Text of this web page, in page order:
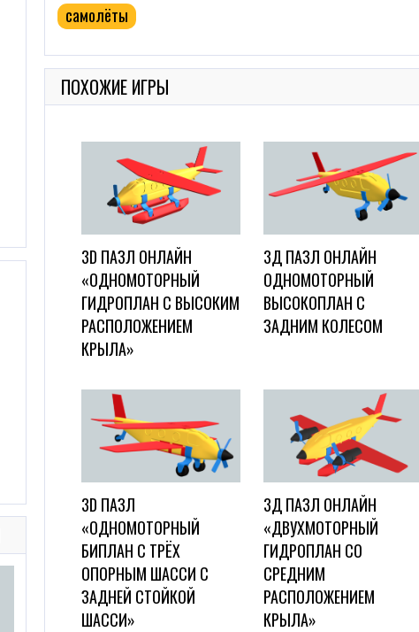
самолёты
ПОХОЖИЕ ИГРЫ
3D ПАЗЛ ОНЛАЙН
«ОДНОМОТОРНЫЙ
ГИДРОПЛАН С ВЫСОКИМ
РАСПОЛОЖЕНИЕМ
КРЫЛА»
3Д ПАЗЛ ОНЛАЙН
ОДНОМОТОРНЫЙ
ВЫСОКОПЛАН С
ЗАДНИМ КОЛЕСОМ
3D ПАЗЛ
«ОДНОМОТОРНЫЙ
БИПЛАН С ТРЁХ
ОПОРНЫМ ШАССИ С
ЗАДНЕЙ СТОЙКОЙ
ШАССИ»
3Д ПАЗЛ ОНЛАЙН
«ДВУХМОТОРНЫЙ
ГИДРОПЛАН СО
СРЕДНИМ
РАСПОЛОЖЕНИЕМ
КРЫЛА»